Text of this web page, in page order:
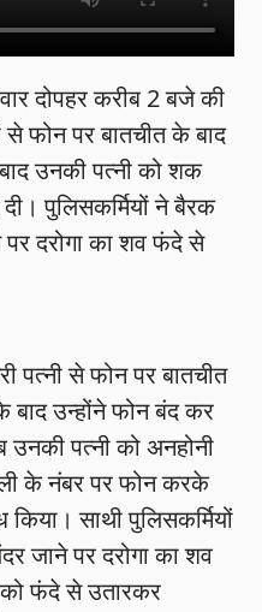
दोपहर करीब 2 बजे की
से फोन पर बातचीत के बाद
उनकी पत्नी को शक
पुलिसकर्मियों ने बैरक
दरोगा का शव फंदे से
पत्नी से फोन पर बातचीत
बाद उन्होंने फोन बंद कर
पत्नी को अनहोनी
के नंबर पर फोन करके
साथी पुलिसकर्मियों
जाने पर दरोगा का शव
फंदे से उतारकर